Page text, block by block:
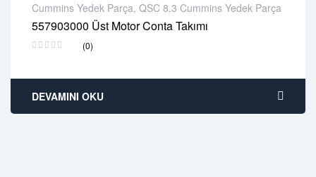
Cummins Yedek Parça, QSC 8.3 Cummins Yedek Parça
557903000 Üst Motor Conta Takımı
(0)
2 years warranty
Delivery time: 1-2 business days
DEVAMINI OKU